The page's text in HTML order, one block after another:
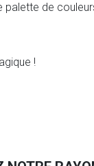
palette de
!